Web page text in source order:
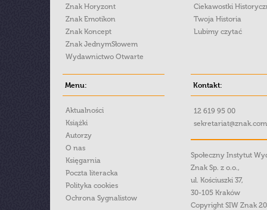
Znak Horyzont
Znak Emotikon
Znak Koncept
Znak JednymSłowem
Wydawnictwo Otwarte
Ciekawostki
Twoja Historia
Lubimy czytać
Menu:
Aktualności
Książki
Autorzy
O nas
Księgarnia
Poczta literacka
Polityka cookies
Ochrona Sygnalistow
Kontakt:
12 619 95 00
Społeczny Instytut
Znak Sp. z o.o.,
ul. Kościuszki 37,
30-105 Kraków
Copyright SIW Znak